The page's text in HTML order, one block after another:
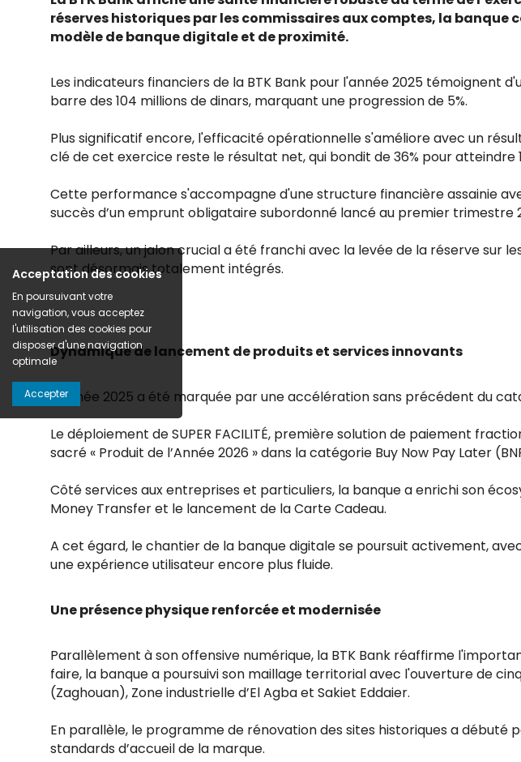
Acceptation des cookies
En poursuivant votre
navigation, vous acceptez
l'utilisation des cookies pour
disposer d'une navigation
optimale
Accepter
réserves historiques par les commissaires aux comptes, la
modèle de banque digitale et de proximité.
Les indicateurs financiers de la BTK Bank pour l'année 2025 témoignent
barre des 104 millions de dinars, marquant une progression de 5%.
Plus significatif encore, l'efficacité opérationnelle s'améliore avec un
clé de cet exercice reste le résultat net, qui bondit de 36% pour atteindre
Cette performance s'accompagne d'une structure financière assainie
succès d’un emprunt obligataire subordonné lancé au premier
Par ailleurs, un jalon crucial a été franchi avec la levée de la réserve sur
sont désormais totalement intégrés.
Dynamique de lancement de produits et services innovants
L’année 2025 a été marquée par une accélération sans précédent du
Le déploiement de SUPER FACILITÉ, première solution de paiement
sacré « Produit de l’Année 2026 » dans la catégorie Buy Now Pay Later
Côté services aux entreprises et particuliers, la banque a enrichi son
Money Transfer et le lancement de la Carte Cadeau.
A cet égard, le chantier de la banque digitale se poursuit activement,
une expérience utilisateur encore plus fluide.
Une présence physique renforcée et modernisée
Parallèlement à son offensive numérique, la BTK Bank réaffirme
faire, la banque a poursuivi son maillage territorial avec l'ouverture de
(Zaghouan), Zone industrielle d’El Agba et Sakiet Eddaier.
En parallèle, le programme de rénovation des sites historiques a débuté
standards d’accueil de la marque.